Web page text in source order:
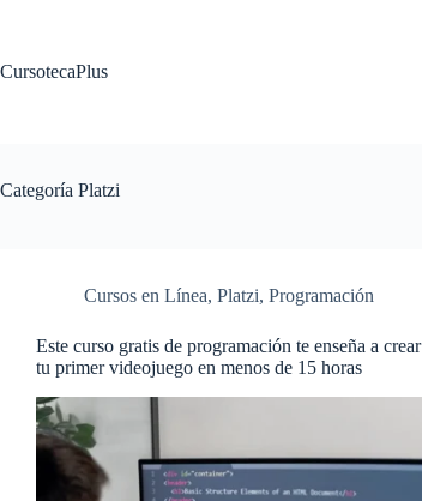
CursotecaPlus
Categoría Platzi
Cursos en Línea, Platzi, Programación
Este curso gratis de programación te enseña a crear
tu primer videojuego en menos de 15 horas